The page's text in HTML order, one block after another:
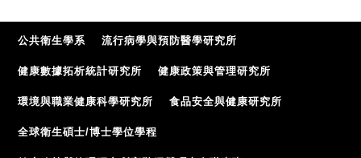
公共衛生學系 流行病學與預防醫學研究所
健康數據拓析統計研究所 健康政策與管理研究所
環境與職業健康科學研究所 食品安全與健康研究所
全球衛生碩士/博士學位學程